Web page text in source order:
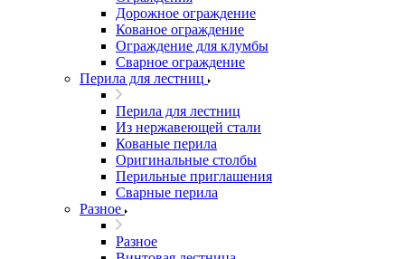
Дорожное ограждение
Кованое ограждение
Ограждение для клумбы
Сварное ограждение
Перила для лестниц
Перила для лестниц
Из нержавеющей стали
Кованые перила
Оригинальные столбы
Перильные приглашения
Сварные перила
Разное
Разное